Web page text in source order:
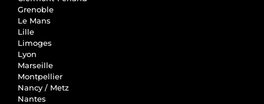
Grenoble
Le Mans
Lille
Limoges
Lyon
Marseille
Montpellier
Nancy / Metz
Nantes